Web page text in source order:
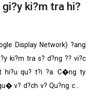
ki?m tra hi?
Display Network) ?ang
ki?m tra s? d?ng ?? vi?c
hi?u qu? t?i ?a. C�ng ty
v? d?ch v? Qu?ng c�o